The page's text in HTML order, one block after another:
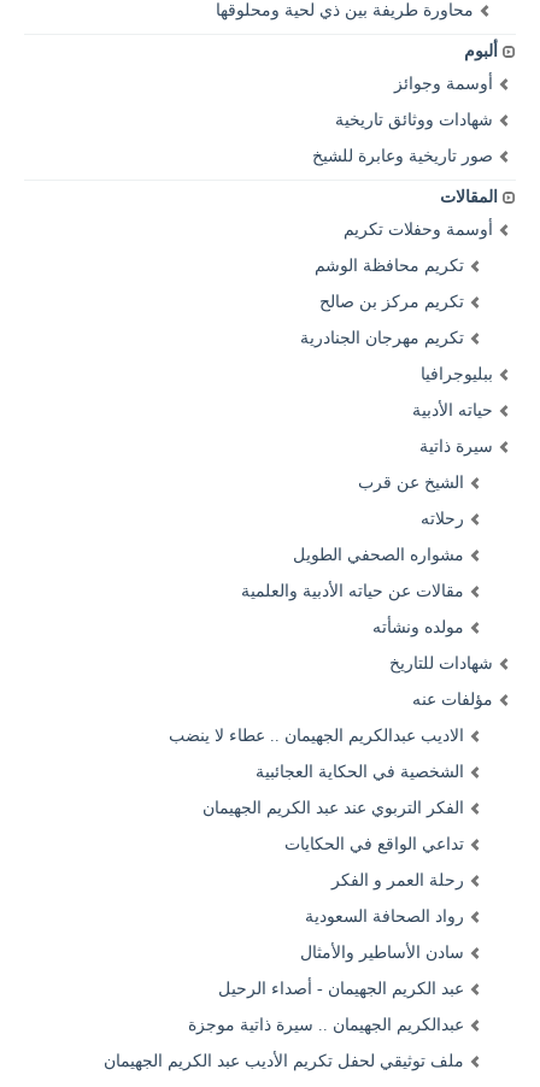
محاورة طريفة بين ذي لحية ومحلوقها
ألبوم
أوسمة وجوائز
شهادات ووثائق تاريخية
صور تاريخية وعابرة للشيخ
المقالات
أوسمة وحفلات تكريم
تكريم محافظة الوشم
تكريم مركز بن صالح
تكريم مهرجان الجنادرية
ببليوجرافيا
حياته الأدبية
سيرة ذاتية
الشيخ عن قرب
رحلاته
مشواره الصحفي الطويل
مقالات عن حياته الأدبية والعلمية
مولده ونشأته
شهادات للتاريخ
مؤلفات عنه
الاديب عبدالكريم الجهيمان .. عطاء لا ينضب
الشخصية في الحكاية العجائبية
الفكر التربوي عند عبد الكريم الجهيمان
تداعي الواقع في الحكايات
رحلة العمر و الفكر
رواد الصحافة السعودية
سادن الأساطير والأمثال
عبد الكريم الجهيمان - أصداء الرحيل
عبدالكريم الجهيمان .. سيرة ذاتية موجزة
ملف توثيقي لحفل تكريم الأديب عبد الكريم الجهيمان